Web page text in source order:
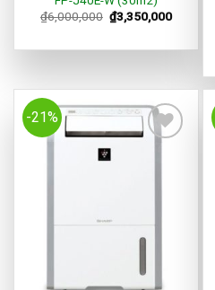
₫6,000,000 ₫3,350,000
-21%